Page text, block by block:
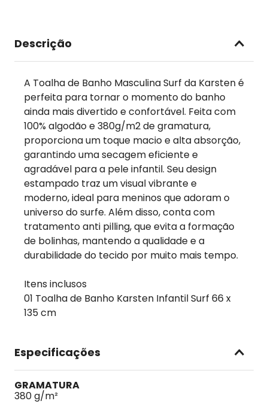
Descrição
A Toalha de Banho Masculina Surf da Karsten é
perfeita para tornar o momento do banho
ainda mais divertido e confortável. Feita com
100% algodão e 380g/m2 de gramatura,
proporciona um toque macio e alta absorção,
garantindo uma secagem eficiente e
agradável para a pele infantil. Seu design
estampado traz um visual vibrante e
moderno, ideal para meninos que adoram o
universo do surfe. Além disso, conta com
tratamento anti pilling, que evita a formação
de bolinhas, mantendo a qualidade e a
durabilidade do tecido por muito mais tempo.
Itens inclusos
01 Toalha de Banho Karsten Infantil Surf 66 x
135 cm
Especificações
GRAMATURA
380 g/m²